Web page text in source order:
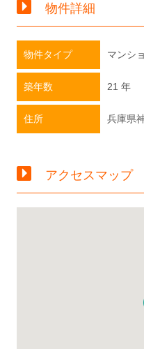
物件詳細
物件タイプ マンシ
築年数 21 年
住所 兵庫県
アクセスマップ